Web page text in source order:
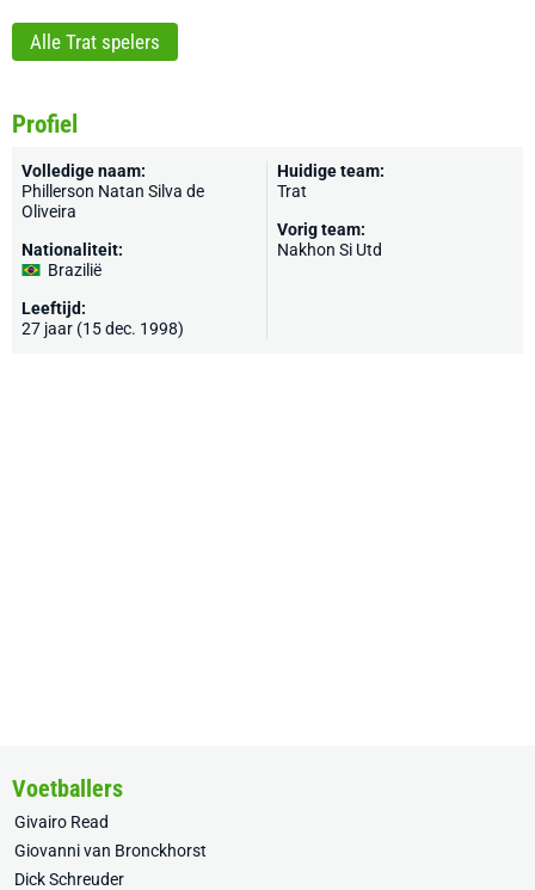
Alle Trat spelers
Profiel
Volledige naam:
Phillerson Natan Silva de
Oliveira
Nationaliteit:
Brazilië
Leeftijd:
27 jaar (15 dec. 1998)
Huidige team:
Trat
Vorig team:
Nakhon Si Utd
Voetballers
Givairo Read
Giovanni van Bronckhorst
Dick Schreuder